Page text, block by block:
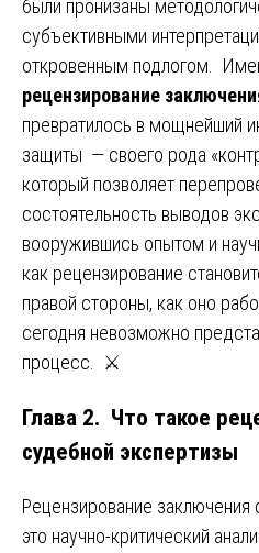
были пронизаны
субъективными
откровенным подлогом.
рецензирование
превратилось в мощнейший
защиты — своего рода
который позволяет
состоятельность выводов
вооружившись опытом и
как рецензирование
правой стороны, как оно
сегодня невозможно
процесс. ⚔️
Глава 2. Что такое
судебной экспертизы
Рецензирование
это научно-критический